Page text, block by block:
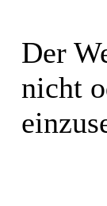
Der
nicht